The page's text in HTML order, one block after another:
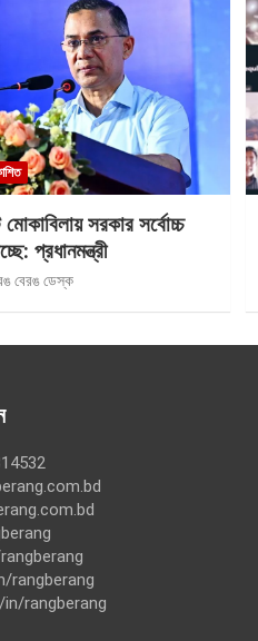
সরকার সর্বোচ্চ
প্রধানমন্ত্রী
বেরঙ ডেস্ক
rangberang
rangberang